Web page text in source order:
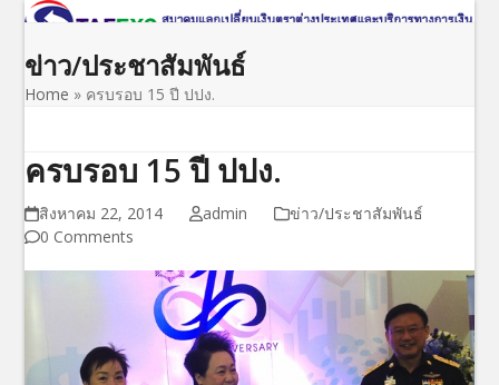
Skip
content
Open
mobile
menu
Close
mobile
menu
ข่าว/ประชาสัมพันธ์
Home » ครบรอบ 15 ปี ปปง.
ครบรอบ 15 ปี ปปง.
สิงหาคม 22, 2014 admin
ข่าว/ประชาสัมพันธ์
0 Comments